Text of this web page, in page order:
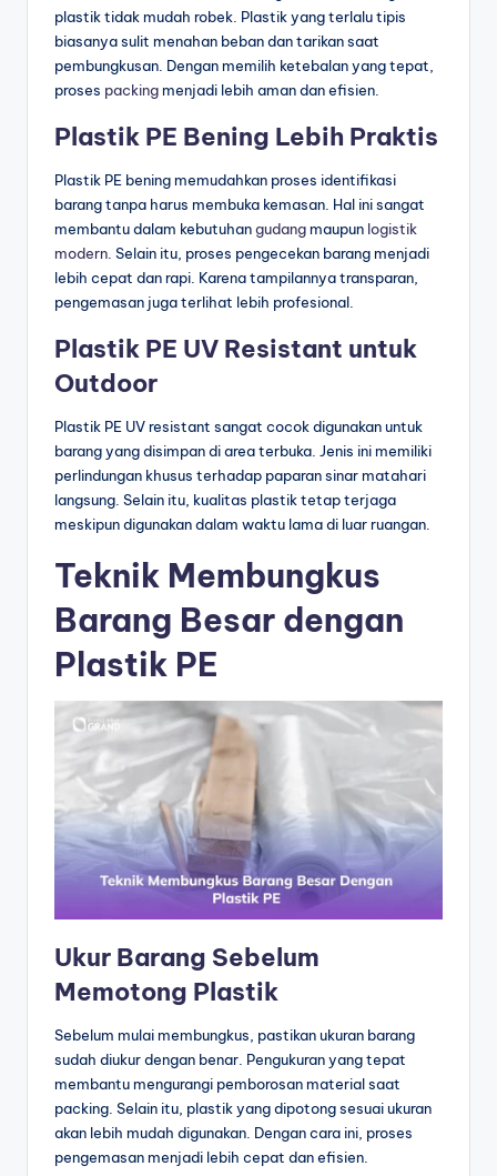
plastik tidak mudah robek. Plastik yang terlalu tipis
biasanya sulit menahan beban dan tarikan saat
pembungkusan. Dengan memilih ketebalan yang tepat,
proses packingmenjadi lebih aman dan efisien.
Plastik PE Bening Lebih Praktis
Plastik PE bening memudahkan proses identifikasi
barang tanpa harus membuka kemasan. Hal ini sangat
membantu dalam kebutuhangudangmaupun logistik
modern. Selain itu, proses pengecekan barang menjadi
lebih cepat dan rapi. Karena tampilannya transparan,
pengemasan juga terlihat lebih profesional.
Plastik PE UV Resistant untuk
Outdoor
Plastik PE UV resistant sangat cocok digunakan untuk
barang yang disimpan di area terbuka. Jenis ini memiliki
perlindungan khusus terhadap paparan sinar matahari
langsung. Selain itu, kualitas plastik tetap terjaga
meskipun digunakan dalam waktu lama di luar ruangan.
Teknik Membungkus
Barang Besar dengan
Plastik PE
Ukur Barang Sebelum
Memotong Plastik
Sebelum mulai membungkus, pastikan ukuran barang
sudah diukur dengan benar. Pengukuran yang tepat
membantu mengurangi pemborosan material saat
packing. Selain itu, plastik yang dipotong sesuai ukuran
akan lebih mudah digunakan. Dengan cara ini, proses
pengemasan menjadi lebih cepat dan efisien.